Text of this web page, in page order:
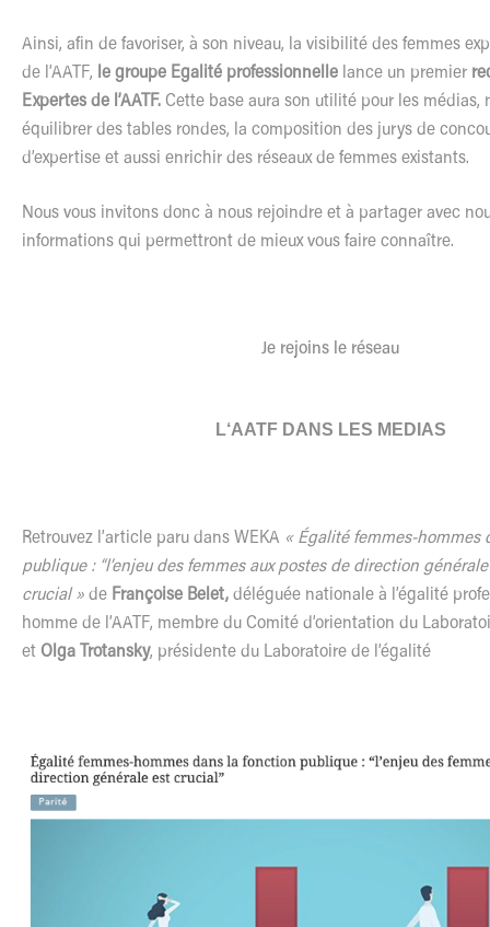
Ainsi, afin de favoriser, à son niveau, la visibilité des femmes
de ’AATF, le groupe Egalité professionnelle lance un premier
Expertes de ’AATF. Cette base aura son utilité pour les médias,
équilibrer des tables rondes, la composition des jurys de
d’expertise et aussi enrichir des réseaux de femmes existants.
Nous vous invitons donc à nous rejoindre et à partager avec
informations qui permettront de mieux vous faire connaître.
Je rejoins leréseau
L‘AATF DANS LES MEDIAS
Retrouvez ’article paru dans WEKA « Égalité femmes-hommes
publique : “l’enjeu des femmes aux postes de direction
crucial » de Françoise Belet, dé éguée nationale à ’égalité
homme de ’AATF, membre du Comité d’orientation du
et Olga Trotansky, présidente du Laboratoire de ’égalité